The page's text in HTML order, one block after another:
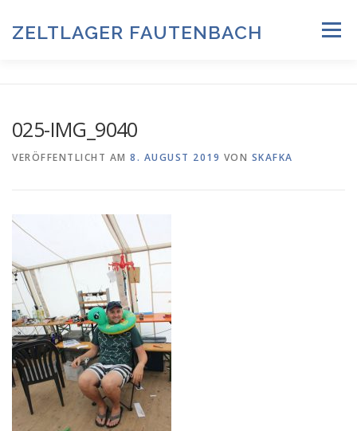
springen
ZELTLAGER FAUTENBACH Menü
HISTORIE & FOTOARCHIV
IMPRESSUM
025-IMG_9040
VERÖFFENTLICHT AM 8. AUGUST 2019 VON SKAFKA